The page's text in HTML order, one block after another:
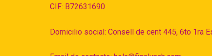
CIF: B72631690
Domicilio social: Consell de cent 445, 6to 1ra